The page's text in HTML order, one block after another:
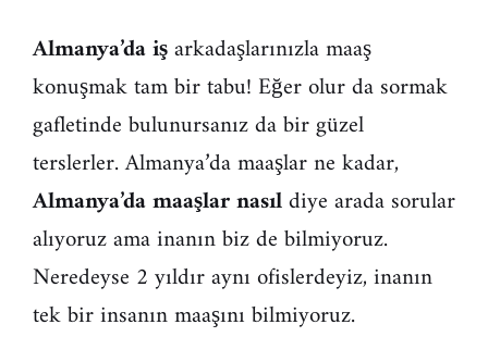
Almanya’da işarkadaşlarınızla maaş
konuşmak tam bir tabu! Eğer olur da sormak
gafletinde bulunursanız da bir güzel
terslerler. Almanya’da maaşlar ne kadar,
Almanya’da maaşlar nasıldiye arada sorular
alıyoruz ama inanın biz de bilmiyoruz.
Neredeyse 2 yıldır aynı ofislerdeyiz, inanın
tek bir insanın maaşını bilmiyoruz.